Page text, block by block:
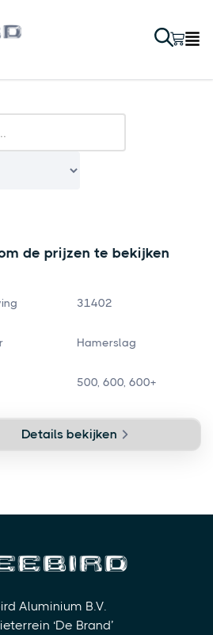
de prijzen te bekijken
31402
Hamerslag
500, 600, 600+
Details bekijken
Aluminium B.V.
‘De Brand’